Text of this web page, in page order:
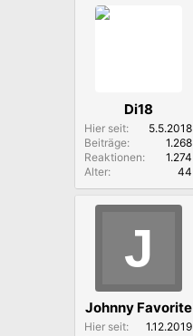
Di18
Hier seit
5.5.2018
Beiträge
1.268
Reaktionen
1.274
Alter
44
J
Johnny Favorite
Hier seit
1.12.2019